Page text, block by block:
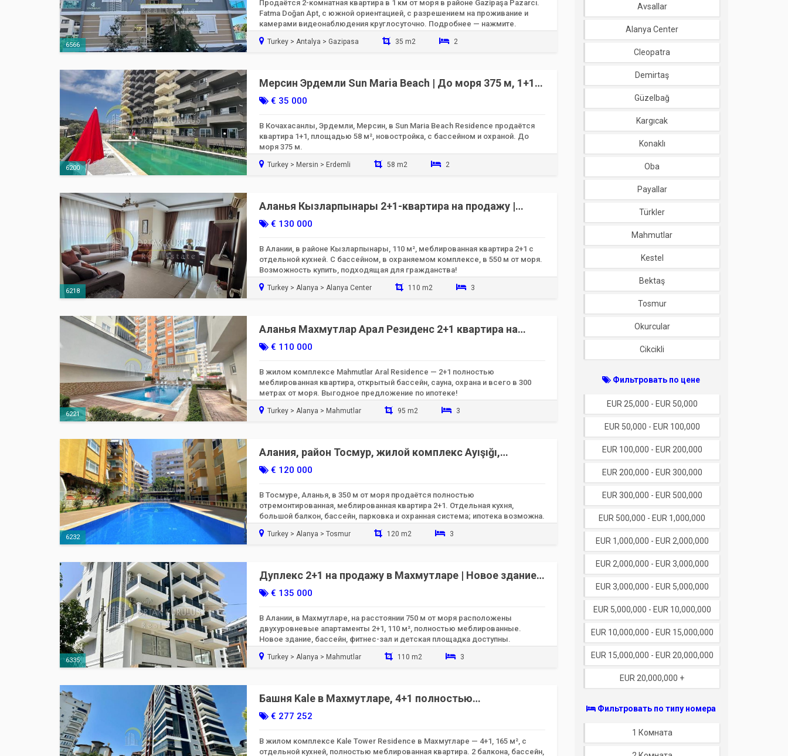
6566
Продаётся 2-комнатная квартира в 1 км от моря в районе Gazipaşa Pazarcı.
Fatma Doğan Apt, с южной ориентацией, с разрешением на проживание и
камерами видеонаблюдения круглосуточно. Подробнее — нажмите.
Turkey > Antalya > Gazipasa 35 m2 2
6200
Мерсин Эрдемли Sun Maria Beach | До моря 375 м, 1+1
квартира на продажу
€ 35 000
В Кочахасанлы, Эрдемли, Мерсин, в Sun Maria Beach Residence продаётся
квартира 1+1, площадью 58 м², новостройка, с бассейном и охраной. До
моря 375 м.
Turkey > Mersin > Erdemli 58 m2 2
6218
Аланья Кызларпынары 2+1-квартира на продажу |
подходит для гражданства
€ 130 000
В Алании, в районе Кызларпынары, 110 м², меблированная квартира 2+1 с
отдельной кухней. С бассейном, в охраняемом комплексе, в 550 м от моря.
Возможность купить, подходящая для гражданства!
Turkey > Alanya > Alanya Center 110 m2 3
6221
Аланья Махмутлар Арал Резиденс 2+1 квартира на
продажу 300 м до моря
€ 110 000
В жилом комплексе Mahmutlar Aral Residence — 2+1 полностью
меблированная квартира, открытый бассейн, сауна, охрана и всего в 300
метрах от моря. Выгодное предложение по ипотеке!
Turkey > Alanya > Mahmutlar 95 m2 3
6232
Алания, район Тосмур, жилой комплекс Ayışığı,
квартира 2+1 на продажу — до моря 350 м
€ 120 000
В Тосмуре, Аланья, в 350 м от моря продаётся полностью
отремонтированная, меблированная квартира 2+1. Отдельная кухня,
большой балкон, бассейн, парковка и охранная система; ипотека возможна.
Turkey > Alanya > Tosmur 120 m2 3
6335
Дуплекс 2+1 на продажу в Махмутларе | Новое здание |
Кылычкап Апартманы
€ 135 000
В Алании, в Махмутларе, на расстоянии 750 м от моря расположены
двухуровневые апартаменты 2+1, 110 м², полностью меблированные.
Новое здание, бассейн, фитнес-зал и детская площадка доступны.
Turkey > Alanya > Mahmutlar 110 m2 3
Башня Kale в Махмутларе, 4+1 полностью
меблированная квартира – 165 м², отдельная кухня
€ 277 252
В жилом комплексе Kale Tower Residence в Махмутларе — 4+1, 165 м², с
отдельной кухней, полностью меблированная квартира. 2 балкона, бассейн,
Avsallar
Alanya Center
Cleopatra
Demirtaş
Güzelbağ
Kargıcak
Konaklı
Oba
Payallar
Türkler
Mahmutlar
Kestel
Bektaş
Tosmur
Okurcular
Cikcikli
Фильтровать по цене
EUR 25,000 - EUR 50,000
EUR 50,000 - EUR 100,000
EUR 100,000 - EUR 200,000
EUR 200,000 - EUR 300,000
EUR 300,000 - EUR 500,000
EUR 500,000 - EUR 1,000,000
EUR 1,000,000 - EUR 2,000,000
EUR 2,000,000 - EUR 3,000,000
EUR 3,000,000 - EUR 5,000,000
EUR 5,000,000 - EUR 10,000,000
EUR 10,000,000 - EUR 15,000,000
EUR 15,000,000 - EUR 20,000,000
EUR 20,000,000 +
Фильтровать по типу номера
1 Комната